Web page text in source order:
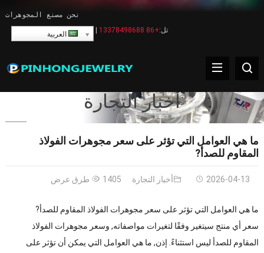
نحن مصنع المجوهرات
تل:+86 13378498688 العربية
أخبار التجارة
ما هي العوامل التي تؤثر على سعر مجوهرات الفولاذ
المقاوم للصدأ?
2026-04-13 أخبار التجارة 1405 طرق عرض
ما هي العوامل التي تؤثر على سعر مجوهرات الفولاذ المقاوم للصدأ?
سعر أي منتج سيتغير وفقًا لتغيرات مواصفاته, وسعر مجوهرات الفولاذ
المقاوم للصدأ ليس استثناءً. إذن, ما هي العوامل التي يمكن أن تؤثر على